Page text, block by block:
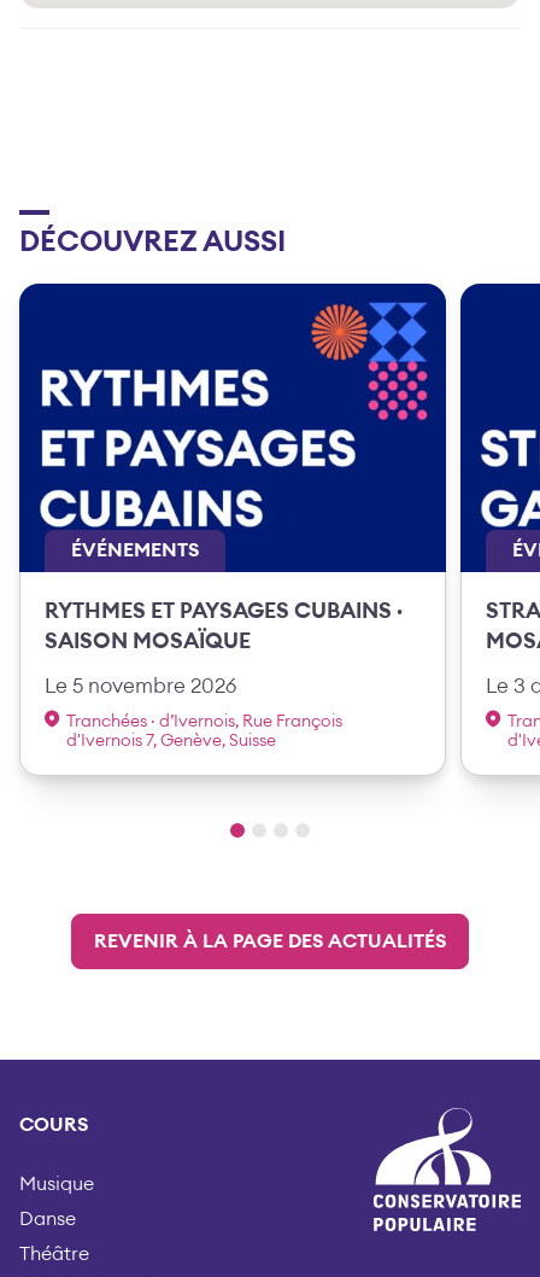
DÉCOUVREZ AUSSI
ÉVÉNEMENTS
RYTHMES ET PAYSAGES CUBAINS ·
SAISON MOSAÏQUE
Le 5 novembre 2026
Tranchées · d’Ivernois, Rue François
d'Ivernois 7, Genève, Suisse
Le 3
REVENIR À LA PAGE DES ACTUALITÉS
COURS
Musique
Danse
Théâtre